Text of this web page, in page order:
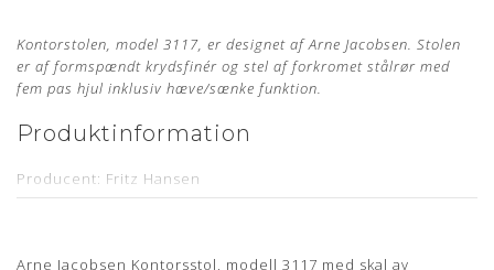
Kontorstolen, model 3117, er designet af Arne Jacobsen. Stolen
er af formspændt krydsfinér og stel af forkromet stålrør med
fem pas hjul inklusiv hæve/sænke funktion.
Produktinformation
Producent: Fritz Hansen
Arne Jacobsen Kontorsstol, modell 3117 med skal av